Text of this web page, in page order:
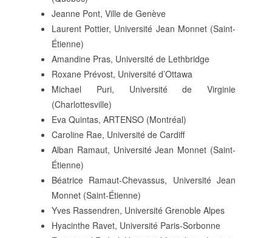
Jeanne Pont, Ville de Genève
Laurent Pottier, Université Jean Monnet (Saint-
Étienne)
Amandine Pras, Université de Lethbridge
Roxane Prévost, Université d’Ottawa
Michael Puri, Université de Virginie
(Charlottesville)
Eva Quintas, ARTENSO (Montréal)
Caroline Rae, Université de Cardiff
Alban Ramaut, Université Jean Monnet (Saint-
Étienne)
Béatrice Ramaut-Chevassus, Université Jean
Monnet (Saint-Étienne)
Yves Rassendren, Université Grenoble Alpes
Hyacinthe Ravet, Université Paris-Sorbonne